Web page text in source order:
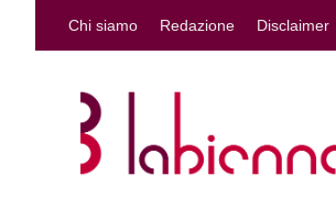
contenuto
Chi siamo Redazione Disclaimer